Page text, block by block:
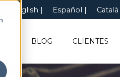
Español Català
English
BLOG CLIENTES